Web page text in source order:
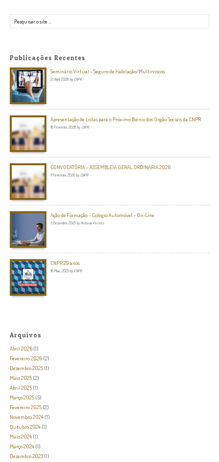
Publicações Recentes
Seminário Virtual – Seguro de Habitação/Multirriscos
21 Abril, 2026 by CNPR
Apresentação de Listas para o Próximo Biénio dos Orgão Sociais da CNPR
18 Fevereiro, 2026 by CNPR
CONVOCATÓRIA – ASSEMBLEIA GERAL ORDINÁRIA 2026
11 Fevereiro, 2026 by CNPR
Ação de Formação – Colégio Automóvel – On-Line
3 Dezembro, 2025 by António Pereira
CNPR 29 anos
16 Maio, 2025 by CNPR
Arquivos
Abril 2026 (1)
Fevereiro 2026 (2)
Dezembro 2025 (1)
Maio 2025 (2)
Abril 2025 (1)
Março 2025 (5)
Fevereiro 2025 (2)
Novembro 2024 (1)
Outubro 2024 (1)
Maio 2024 (1)
Março 2024 (1)
Dezembro 2023 (1)